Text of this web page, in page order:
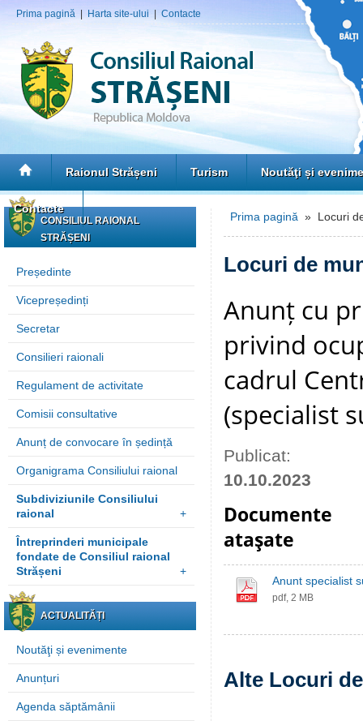
Prima pagină Harta site-ului Contacte
Raionul Strășeni Turism Noutăţi și
Contacte
CONSILIUL RAIONAL
STRĂȘENI
Președinte
Vicepreședinți
Secretar
Consilieri raionali
Regulament de activitate
Comisii consultative
Anunț de convocare în ședință
Organigrama Consiliului raional
Subdiviziunile Consiliului
raional
+
Întreprinderi municipale
fondate de Consiliul raional
Strășeni
+
ACTUALITĂȚI
Noutăţi și evenimente
Anunțuri
Agenda săptămânii
Prima pagină » Locuri
Locuri de
Anunț cu
privind
cadrul
(specialist
Publicat:
10.10.2023
Documente
ataşate
Anunt specialist
pdf, 2 MB
Alte Locuri